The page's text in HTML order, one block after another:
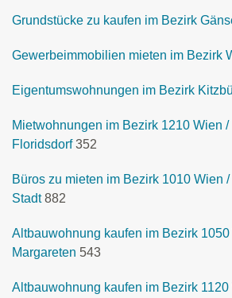
Grundstücke zu kaufen im Bezirk
Gewerbeimmobilien mieten im Bezirk
Eigentumswohnungen im Bezirk
Mietwohnungen im Bezirk 1210 Wien /
Floridsdorf 352
Büros zu mieten im Bezirk 1010 Wien
Stadt 882
Altbauwohnung kaufen im Bezirk 1050
Margareten 543
Altbauwohnung kaufen im Bezirk 1120